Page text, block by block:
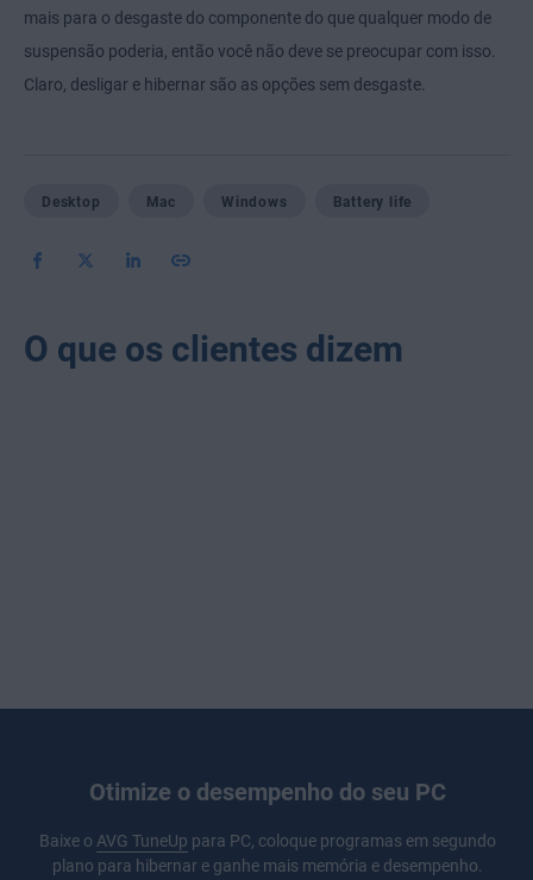
mais para o desgaste do componente do que qualquer modo de
suspensão poderia, então você não deve se preocupar com isso.
Claro, desligar e hibernar são as opções sem desgaste.
Desktop Mac Windows Battery life
O que os clientes dizem
Otimize o desempenho do seu PC
Baixe o AVG TuneUp para PC, coloque programas em segundo
plano para hibernar e ganhe mais memória e desempenho.